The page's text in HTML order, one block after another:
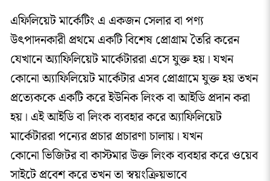
এফিলিয়েট মার্কেটিং এ একজন সেলার বা পণ্য
উৎপাদনকারী প্রথমে একটি বিশেষ প্রোগ্রাম তৈরি করেন
যেখানে অ্যাফিলিয়েট মার্কেটাররা এসে যুক্ত হয়। যখন
কোনো অ্যাফিলিয়েট মার্কেটার এসব প্রোগ্রামে যুক্ত হয় তখন
প্রত্যেককে একটি করে ইউনিক লিংক বা আইডি প্রদান করা
হয়। এই আইডি বা লিংক ব্যবহার করে অ্যাফিলিয়েট
মার্কেটাররা পন্যের প্রচার প্রচারণা চালায়। যখন
কোনো ভিজিটর বা কাস্টমার উক্ত লিংক ব্যবহার করে ওয়েব
সাইটে প্রবেশ করে তখন তা স্বয়ংক্রিয়ভাবে